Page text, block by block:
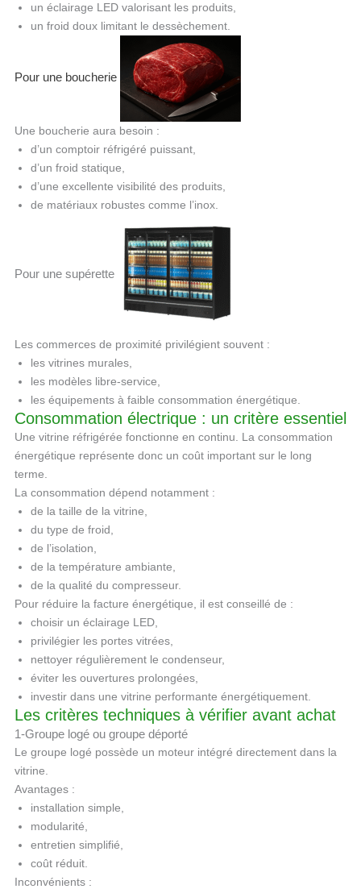
un éclairage LED valorisant les produits,
un froid doux limitant le dessèchement.
Pour une boucherie
Une boucherie aura besoin :
d’un comptoir réfrigéré puissant,
d’un froid statique,
d’une excellente visibilité des produits,
de matériaux robustes comme l’inox.
Pour une supérette
Les commerces de proximité privilégient souvent :
les vitrines murales,
les modèles libre-service,
les équipements à faible consommation énergétique.
Consommation électrique : un critère essentiel
Une vitrine réfrigérée fonctionne en continu. La consommation
énergétique représente donc un coût important sur le long
terme.
La consommation dépend notamment :
de la taille de la vitrine,
du type de froid,
de l’isolation,
de la température ambiante,
de la qualité du compresseur.
Pour réduire la facture énergétique, il est conseillé de :
choisir un éclairage LED,
privilégier les portes vitrées,
nettoyer régulièrement le condenseur,
éviter les ouvertures prolongées,
investir dans une vitrine performante énergétiquement.
Les critères techniques à vérifier avant achat
1-Groupe logé ou groupe déporté
Le groupe logé possède un moteur intégré directement dans la
vitrine.
Avantages :
installation simple,
modularité,
entretien simplifié,
coût réduit.
Inconvénients :